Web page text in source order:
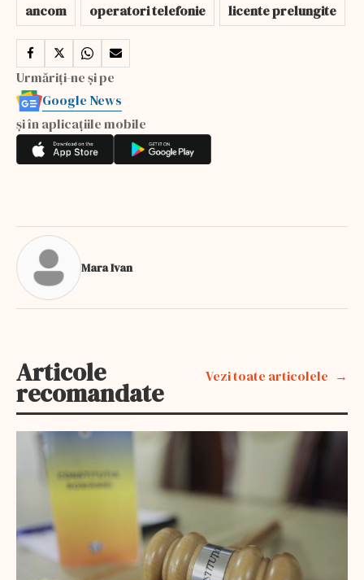
ancom operatori telefonie licente prelungite
Urmăriți-ne și pe
Google News
și în aplicațiile mobile
Mara Ivan
Articole
recomandate
Vezi toate articolele